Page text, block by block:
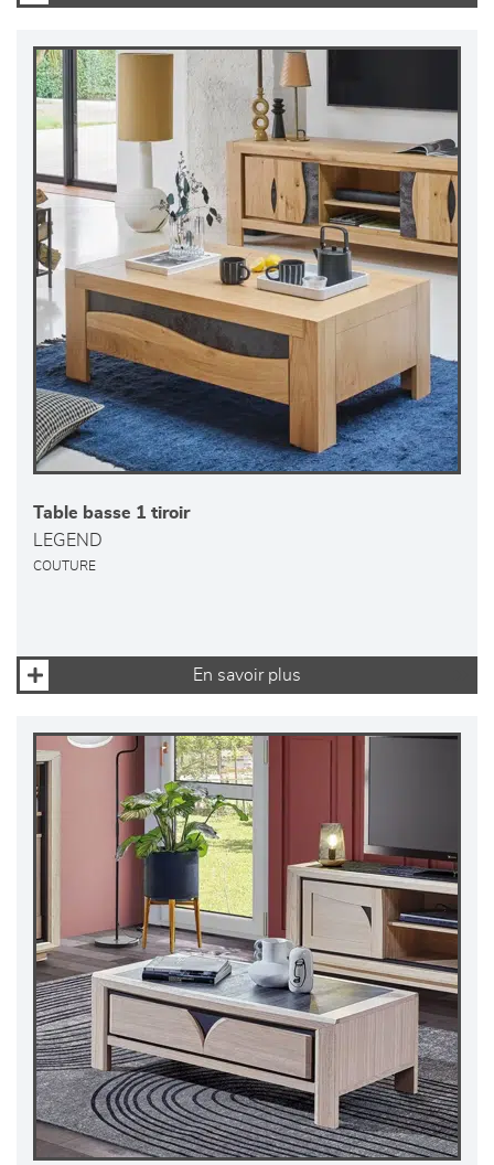
Table basse 1 tiroir
LEGEND
COUTURE
En savoir plus